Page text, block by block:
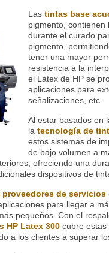
Las tintas base
pigmento, contienen
durante el curado
pigmento,
tener una mayor
resistencia a la
el Látex de HP se
aplicaciones para
señalizaciones, etc.
Al estar basados en
la tecnología de
estos sistemas de
de bajo volumen a
ofreciendo una
dispositivos de
proveedores de
para llegar a
pequeños. Con el
HP Latex 300 cubre
a los clientes a superar